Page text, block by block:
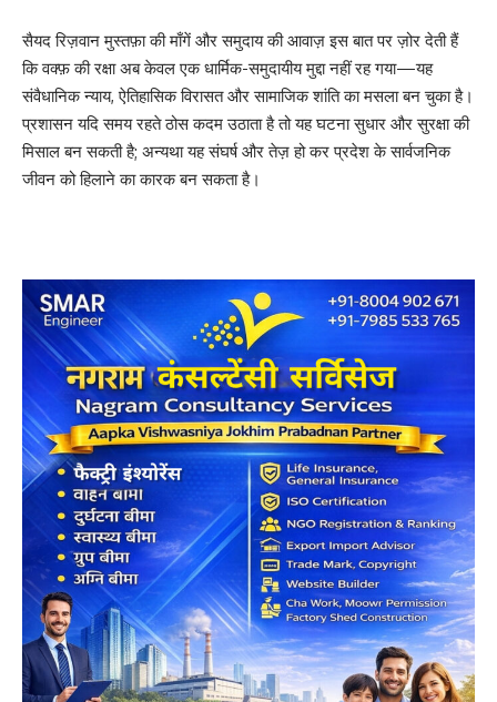
सैयद रिज़वान मुस्तफ़ा की माँगें और समुदाय की आवाज़ इस बात पर ज़ोर देती हैं
कि वक्फ़ की रक्षा अब केवल एक धार्मिक-समुदायीय मुद्दा नहीं रह गया—यह
संवैधानिक न्याय, ऐतिहासिक विरासत और सामाजिक शांति का मसला बन चुका है।
प्रशासन यदि समय रहते ठोस कदम उठाता है तो यह घटना सुधार और सुरक्षा की
मिसाल बन सकती है; अन्यथा यह संघर्ष और तेज़ हो कर प्रदेश के सार्वजनिक
जीवन को हिलाने का कारक बन सकता है।